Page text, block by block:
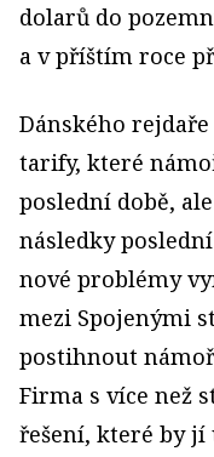
dolarů do
a v příštím roce
Dánského
tarify, které
poslední době,
následky
nové problémy
mezi Spojenými
postihnout
Firma s více než
řešení, které by